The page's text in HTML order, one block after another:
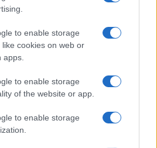
to enable storage
cookies on web or
to enable storage
of the website or app.
to enable storage
al canale ed essere sempre
#ROMA
Leggi i commenti